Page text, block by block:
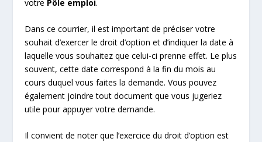
votre Pôle emploi.
Dans ce courrier, il est important de préciser votre
souhait d’exercer le droit d’option et d’indiquer la date à
laquelle vous souhaitez que celui-ci prenne effet. Le plus
souvent, cette date correspond à la fin du mois au
cours duquel vous faites la demande. Vous pouvez
également joindre tout document que vous jugeriez
utile pour appuyer votre demande.
Il convient de noter que l’exercice du droit d’option est